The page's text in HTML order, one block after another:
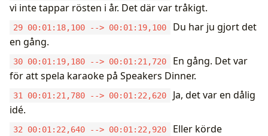
vi inte tappar rösten i år. Det där var tråkigt.
29 00:01:18,100 --> 00:01:19,100
Du har ju gjort det
en gång.
30 00:01:19,180 --> 00:01:21,720
En gång. Det var
för att spela karaoke på Speakers Dinner.
31 00:01:21,780 --> 00:01:22,620
Ja, det var en dålig
idé.
32 00:01:22,640 --> 00:01:22,920
Eller körde